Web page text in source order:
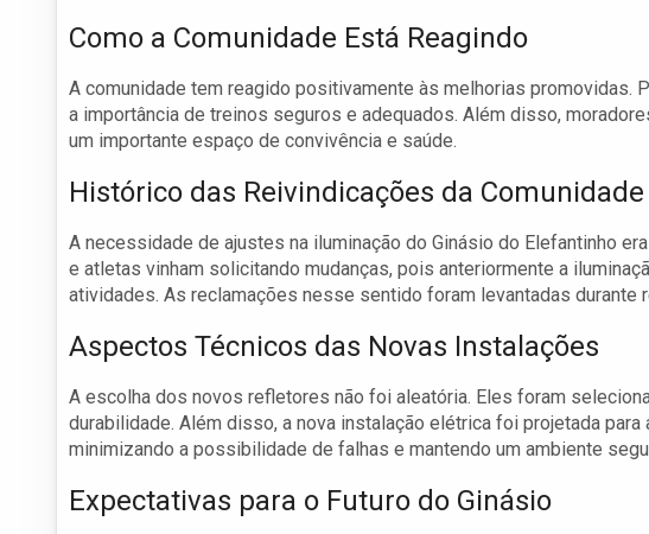
Como a Comunidade Está Reagindo
A comunidade tem reagido positivamente às melhorias
a importância de treinos seguros e adequados. Além disso,
um importante espaço de convivência e saúde.
Histórico das Reivindicações da Comunidade
A necessidade de ajustes na iluminação do Ginásio do Elefantinho
e atletas vinham solicitando mudanças, pois anteriormente a
atividades. As reclamações nesse sentido foram levantadas durante
Aspectos Técnicos das Novas Instalações
A escolha dos novos refletores não foi aleatória. Eles foram
durabilidade. Além disso, a nova instalação elétrica foi projetada
minimizando a possibilidade de falhas e mantendo um ambiente
Expectativas para o Futuro do Ginásio